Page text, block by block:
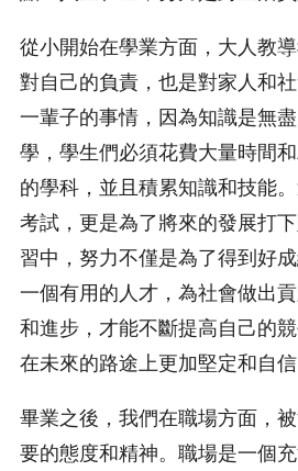
從小開始在學業方面，大人教
對自己的負責，也是對家人和
一輩子的事情，因為知識是無
學，學生們必須花費大量時間
的學科，並且積累知識和技能
考試，更是為了將來的發展打
習中，努力不僅是為了得到好
一個有用的人才，為社會做出
和進步，才能不斷提高自己的
在未來的路途上更加堅定和自信
畢業之後，我們在職場方面，
要的態度和精神。職場是一個